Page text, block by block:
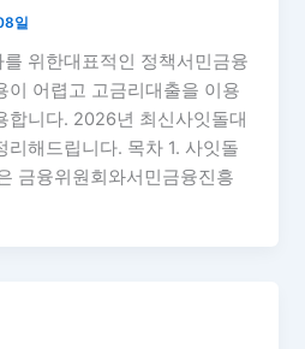
일
위한대표적인 정책서민금융
이 어렵고 고금리대출을 이용
합니다. 2026년 최신사잇돌대
리해드립니다. 목차 1. 사잇돌
금융위원회와서민금융진흥